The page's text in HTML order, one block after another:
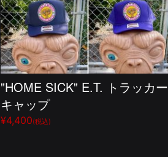
"HOME SICK" E.T. トラッカー
キャップ
¥4,400(税込)